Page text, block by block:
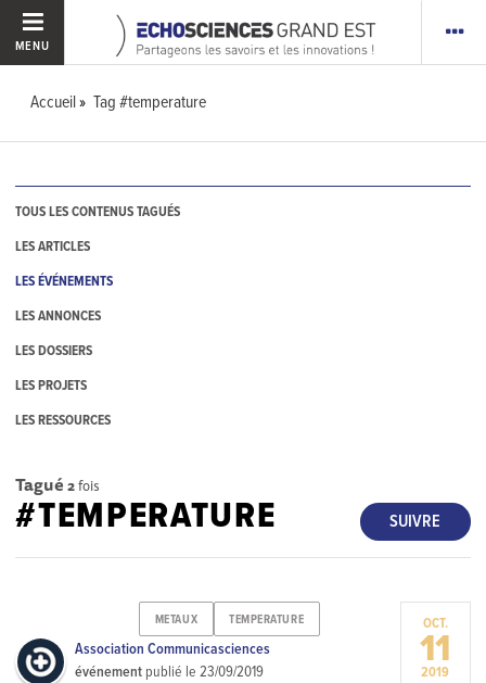
MENU
Accueil Tag #temperature
TOUS LES CONTENUS TAGUÉS
LES ARTICLES
LES ÉVÉNEMENTS
LES ANNONCES
LES DOSSIERS
LES PROJETS
LES RESSOURCES
Tagué 2fois
SUIVRE
#TEMPERATURE
METAUX TEMPERATURE
Association Communicasciences
événement publié le23/09/2019
OCT.
11
2019